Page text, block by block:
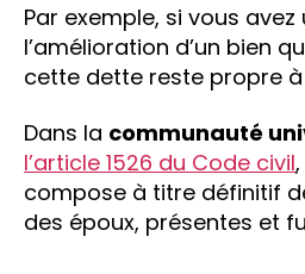
Par exemple, si vous
l’amélioration d’un bien
cette dette reste propre à
Dans la communauté
l’article 1526 du Code civil
compose à titre définitif
des époux, présentes et